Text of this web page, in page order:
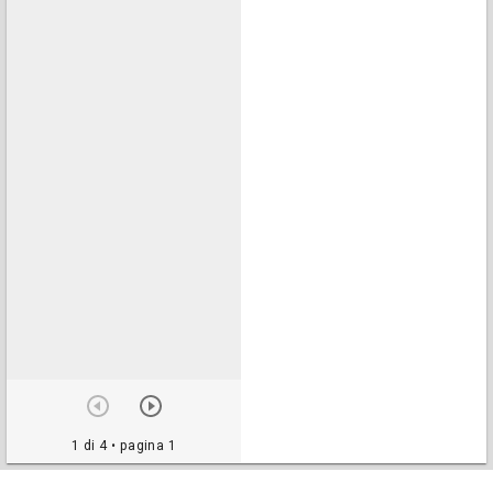
1 di 4• pagina 1